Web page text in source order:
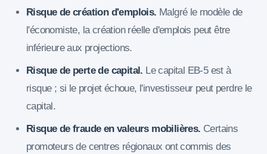
Risque de création d'emplois. Malgré le modèle de
l'économiste, la création réelle d'emplois peut être
inférieure aux projections.
Risque de perte de capital. Le capital EB-5 est à
risque ; si le projet échoue, l'investisseur peut perdre le
capital.
Risque de fraude en valeurs mobilières. Certains
promoteurs de centres régionaux ont commis des